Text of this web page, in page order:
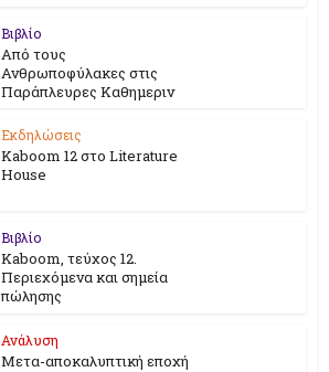
Βιβλίο
Από τους
Ανθρωποφύλακες στις
Παράπλευρες Καθημεριν
Εκδηλώσεις
Kaboom 12 στο Literature
House
Βιβλίο
Kaboom, τεύχος 12.
Περιεχόμενα και σημεία
πώλησης
Ανάλυση
Μετα-αποκαλυπτική εποχή